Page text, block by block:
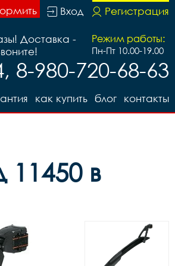
Регистрация
Вход
Режим работы:
Пн-Пт 10.00-19.00
Доставка -
8-980-720-68-63
контакты
блог
как купить
11450 в